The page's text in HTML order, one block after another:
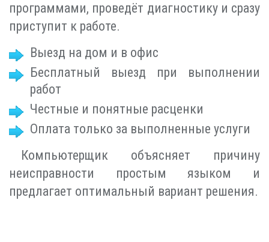
программами, проведёт диагностику и сразу
приступит к работе.
Выезд на дом и в офис
Бесплатный выезд при выполнении
работ
Честные и понятные расценки
Оплата только за выполненные услуги
Компьютерщик объясняет причину
неисправности простым языком и
предлагает оптимальный вариант решения.